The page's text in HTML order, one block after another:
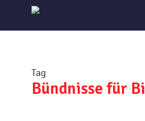
main
Tag
Bündnisse für